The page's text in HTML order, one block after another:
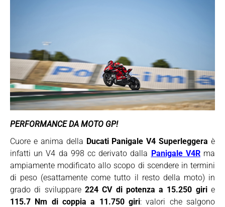
PERFORMANCE DA MOTO GP!
Cuore e anima della Ducati Panigale V4 Superleggera è
infatti un V4 da 998 cc derivato dalla Panigale V4Rma
ampiamente modificato allo scopo di scendere in termini
di peso (esattamente come tutto il resto della moto) in
grado di sviluppare 224 CV di potenza a 15.250 girie
115.7 Nm di coppia a 11.750 giri: valori che salgono